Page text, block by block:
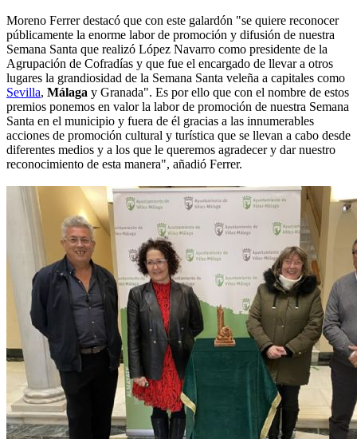
Moreno Ferrer destacó que con este galardón "se quiere reconocer
públicamente la enorme labor de promoción y difusión de nuestra
Semana Santa que realizó López Navarro como presidente de la
Agrupación de Cofradías y que fue el encargado de llevar a otros
lugares la grandiosidad de la Semana Santa veleña a capitales como
Sevilla, Málaga y Granada". Es por ello que con el nombre de estos
premios ponemos en valor la labor de promoción de nuestra Semana
Santa en el municipio y fuera de él gracias a las innumerables
acciones de promoción cultural y turística que se llevan a cabo desde
diferentes medios y a los que le queremos agradecer y dar nuestro
reconocimiento de esta manera", añadió Ferrer.